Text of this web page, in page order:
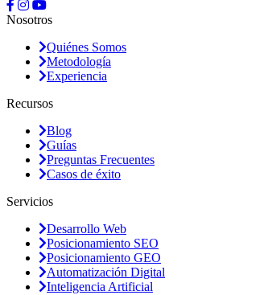
Nosotros
Quiénes Somos
Metodología
Experiencia
Recursos
Blog
Guías
Preguntas Frecuentes
Casos de éxito
Servicios
Desarrollo Web
Posicionamiento SEO
Posicionamiento GEO
Automatización Digital
Inteligencia Artificial